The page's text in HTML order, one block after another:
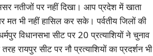
नतीजों पर नहीं दिखा। आप प्रदेश में खाता
भी नहीं हासिल कर सके। पर्वतीय जिलों की
विधानसभा सीट पर 20 प्रत्याशियों ने चुनाव
रायपुर सीट पर नौ प्रत्याशियों का प्रदर्शन भी